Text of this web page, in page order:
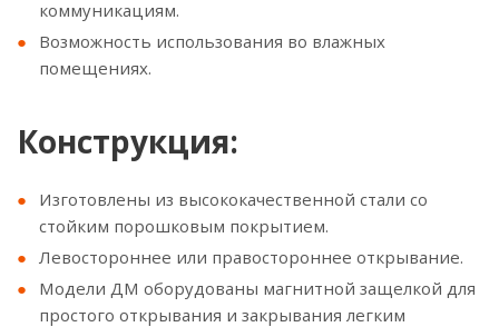
коммуникациям.
Возможность использования во влажных
помещениях.
Конструкция:
Изготовлены из высококачественной стали со
стойким порошковым покрытием.
Левостороннее или правостороннее открывание.
Модели ДМ оборудованы магнитной защелкой для
простого открывания и закрывания легким